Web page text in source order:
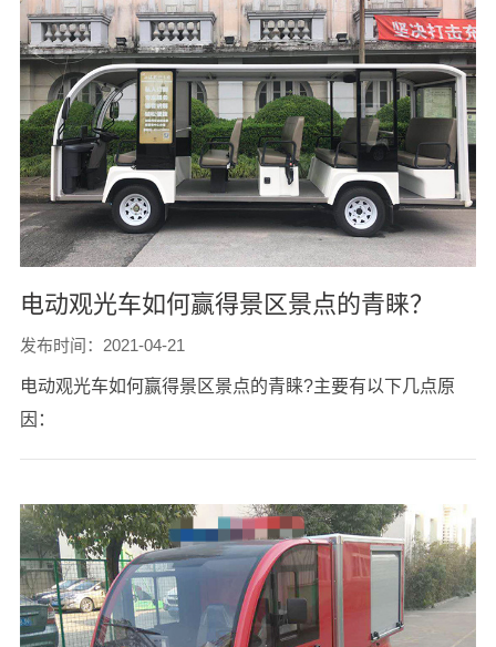
电动观光车如何赢得景区景点的青睐？
发布时间：2021-04-21
电动观光车如何赢得景区景点的青睐?主要有以下几点原
因：